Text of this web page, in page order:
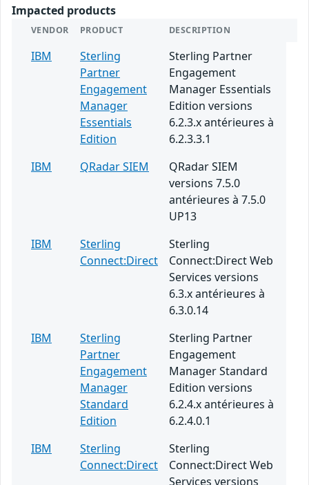
Impacted products
VENDOR PRODUCT DESCRIPTION
IBM
Sterling
Partner
Engagement
Manager
Essentials
Edition
Sterling Partner
Engagement
Manager Essentials
Edition versions
6.2.3.x antérieures à
6.2.3.3.1
IBM
QRadar SIEM
QRadar SIEM
versions 7.5.0
antérieures à 7.5.0
UP13
IBM
Sterling
Connect:Direct
Sterling
Connect:Direct Web
Services versions
6.3.x antérieures à
6.3.0.14
IBM
Sterling
Partner
Engagement
Manager
Standard
Edition
Sterling Partner
Engagement
Manager Standard
Edition versions
6.2.4.x antérieures à
6.2.4.0.1
IBM
Sterling
Connect:Direct
Sterling
Connect:Direct Web
Services versions